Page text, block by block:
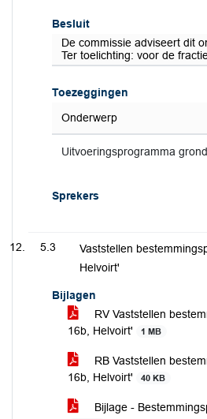
Besluit
De commissie adviseert dit
Ter toelichting: voor de
Toezeggingen
Onderwerp
Uitvoeringsprogramma
Sprekers
5.3
Vaststellen
Helvoirt'
Bijlagen
RV Vaststellen
16b, Helvoirt'
1 MB
RB Vaststellen
16b, Helvoirt'
40 KB
Bijlage -